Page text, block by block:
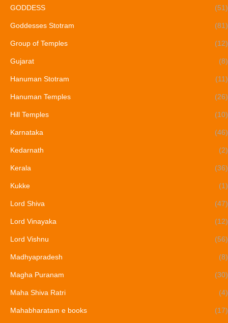
GODDESS (51)
Goddesses Stotram (81)
Group of Temples (12)
Gujarat (8)
Hanuman Stotram (11)
Hanuman Temples (26)
Hill Temples (10)
Karnataka (46)
Kedarnath (2)
Kerala (36)
Kukke (1)
Lord Shiva (47)
Lord Vinayaka (12)
Lord Vishnu (56)
Madhyapradesh (8)
Magha Puranam (30)
Maha Shiva Ratri (4)
Mahabharatam e books (17)